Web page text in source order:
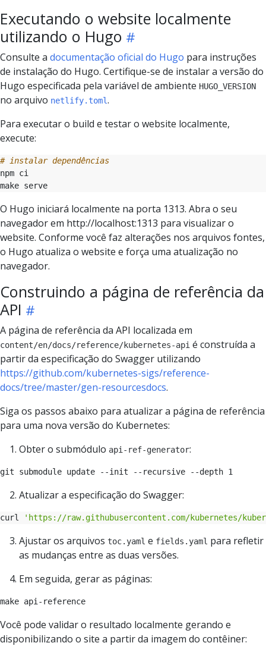
Executando o website localmente
utilizando o Hugo
Consulte a documentação oficial do Hugo para instruções
de instalação do Hugo. Certifique-se de instalar a versão do
Hugo especificada pela variável de ambiente HUGO_VERSION
no arquivo netlify.toml.
Para executar o build e testar o website localmente,
execute:
# instalar dependências
O Hugo iniciará localmente na porta 1313. Abra o seu
navegador em http://localhost:1313 para visualizar o
website. Conforme você faz alterações nos arquivos fontes,
o Hugo atualiza o website e força uma atualização no
navegador.
Construindo a página de referência da
API
A página de referência da API localizada em
content/en/docs/reference/kubernetes-api é construída a
partir da especificação do Swagger utilizando
https://github.com/kubernetes-sigs/reference-
docs/tree/master/gen-resourcesdocs.
Siga os passos abaixo para atualizar a página de referência
para uma nova versão do Kubernetes:
Obter o submódulo api-ref-generator:
Atualizar a especificação do Swagger:
curl 'https://raw.githubusercontent.com/kubernetes/
Ajustar os arquivos toc.yaml e fields.yaml para refletir
as mudanças entre as duas versões.
Em seguida, gerar as páginas:
Você pode validar o resultado localmente gerando e
disponibilizando o site a partir da imagem do contêiner: